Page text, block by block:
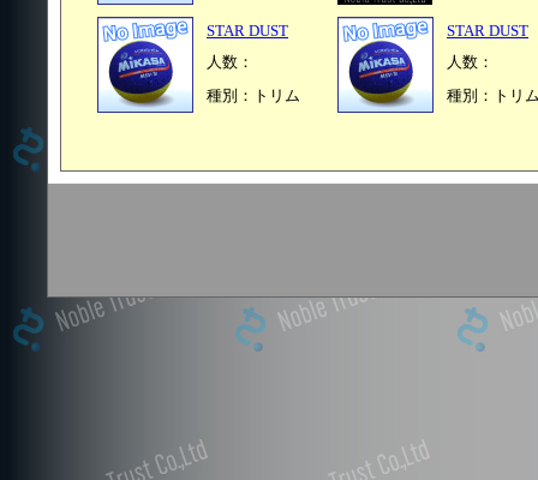
STAR DUST
人数：
種別：トリム
STAR DUST
人数：
種別：トリ